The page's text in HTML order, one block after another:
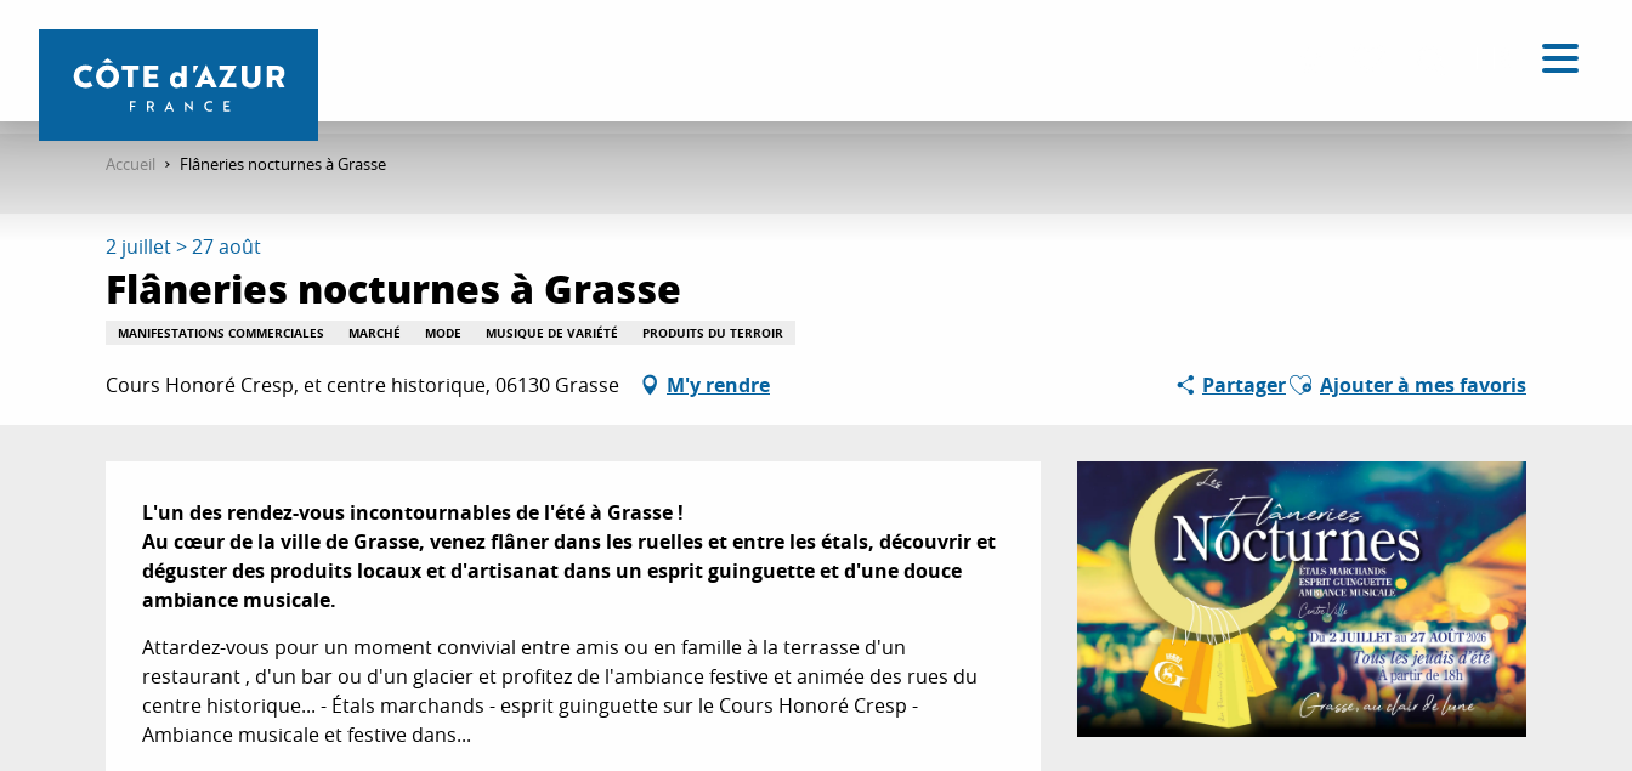
contenu
Accueil Flâneries nocturnes à Grasse
2 juillet > 27 août
Flâneries nocturnes à Grasse
MANIFESTATIONS COMMERCIALES MARCHÉ MODE MUSIQUE DE VARIÉTÉ PRODUITS DU TERROIR
Cours Honoré Cresp, et centre historique, 06130 Grasse M'y rendre PartagerAjouter aux favoris
Ajouter à mes favoris
Description
L'un des rendez-vous incontournables de l'été à Grasse !
Au cœur de la ville de Grasse, venez flâner dans les ruelles et entre les étals, découvrir et
déguster des produits locaux et d'artisanat dans un esprit guinguette et d'une douce
ambiance musicale.
Attardez-vous pour un moment convivial entre amis ou en famille à la terrasse d'un
restaurant , d'un bar ou d'un glacier et profitez de l'ambiance festive et animée des rues du
centre historique... - Étals marchands - esprit guinguette sur le Cours Honoré Cresp -
Ambiance musicale et festive dans...